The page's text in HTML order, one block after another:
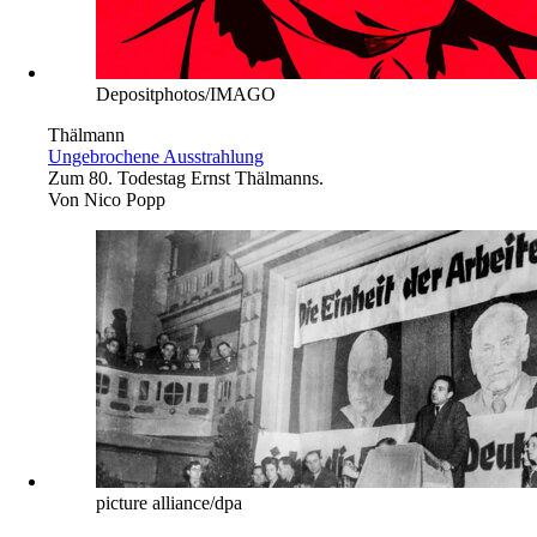
Depositphotos/IMAGO
Thälmann
Ungebrochene Ausstrahlung
Zum 80. Todestag Ernst Thälmanns.
Von Nico Popp
picture alliance/dpa